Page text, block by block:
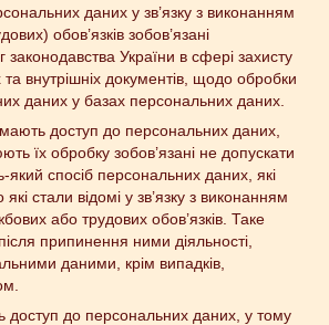
даних у зв’язку з виконанням
обов’язків зобов’язані
законодавства України в сфері захисту
внутрішніх документів, щодо обробки
даних у базах персональних даних.
доступ до персональних даних,
їх обробку зобов’язані не допускати
спосіб персональних даних, які
стали відомі у зв’язку з виконанням
або трудових обов’язків. Таке
припинення ними діяльності,
даними, крім випадків,
до персональних даних, у тому